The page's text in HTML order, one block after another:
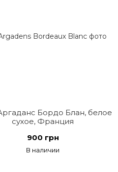
Бордо Блан, белое
сухое, Франция
900 грн
В наличии